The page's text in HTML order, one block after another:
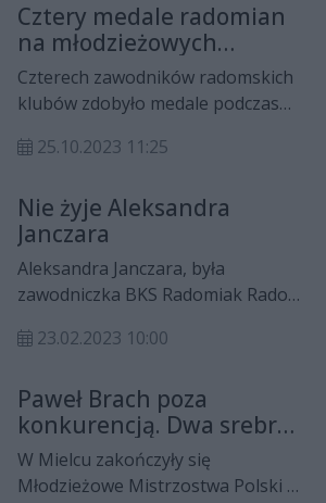
Liverpoolu. Podopieczna Sławomira
Żeromińskiego ma już zapewniony
co najmniej brązowy medal.
Cztery medale radomian
na młodzieżowych
mistrzostwach Polski w
boksie
Czterech zawodników radomskich
klubów zdobyło medale podczas
Polski w boksie.
25.10.2023 11:25
Nie żyje Aleksandra
Janczara
Aleksandra Janczara, była
zawodniczka BKS Radomiak Radom,
23.02.2023 10:00
Paweł Brach poza
konkurencją. Dwa srebrne
medale zawodników RKB
Boxing Radom
W Mielcu zakończyły się
Młodzieżowe Mistrzostwa Polski U-